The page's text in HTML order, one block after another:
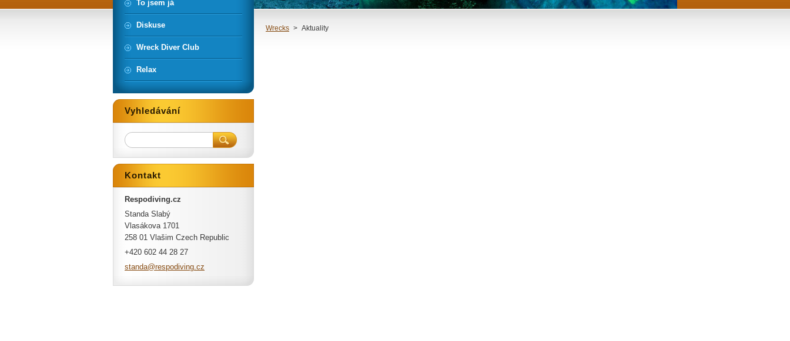
Wrecks > Aktuality
To jsem já
Diskuse
Wreck Diver Club
Relax
Vyhledávání
Kontakt
Respodiving.cz
Standa Slabý
Vlasákova 1701
258 01 Vlašim Czech Republic
+420 602 44 28 27
standa@respodiving.cz